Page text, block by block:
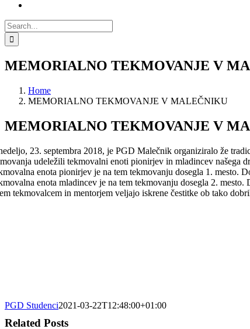
Search
for:
MEMORIALNO TEKMOVANJE V
Home
MEMORIALNO TEKMOVANJE V MALEČNIKU
MEMORIALNO TEKMOVANJE V
23. septembra 2018, je PGD Malečnik organiziralo že
udeležili tekmovalni enoti pionirjev in mladincev našega
enota pionirjev je na tem tekmovanju dosegla 1. mesto.
enota mladincev je na tem tekmovanju dosegla 2.
tekmovalcem in mentorjem veljajo iskrene čestitke ob tako
PGD Studenci2021-03-22T12:48:00+01:00
Related Posts